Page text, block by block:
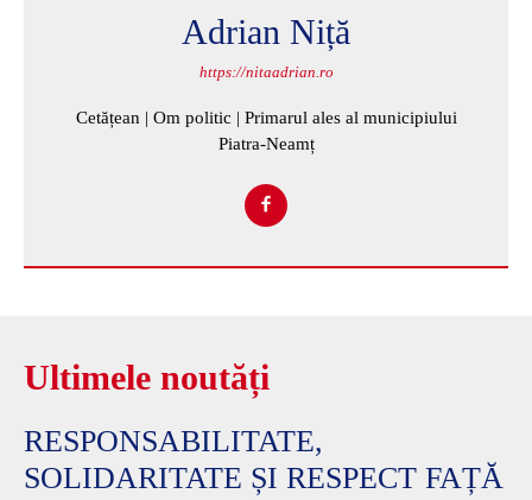
Adrian Niță
https://nitaadrian.ro
Cetățean | Om politic | Primarul ales al municipiului
Piatra-Neamț
Ultimele noutăți
RESPONSABILITATE,
SOLIDARITATE ȘI RESPECT FAȚĂ